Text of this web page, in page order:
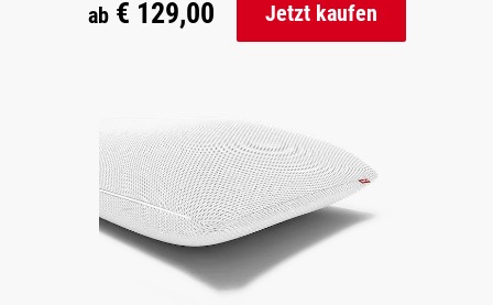
ab€ 129,00 Jetzt kaufen